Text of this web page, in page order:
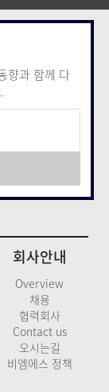
회사안내
Overview
채용
협력회사
Contact us
오시는길
비엠에스 정책
향과 함께 다